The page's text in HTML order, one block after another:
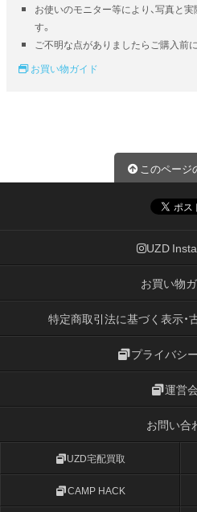
お使いのモニター等により、写真と
す。
ご不明な点がありましたらご購入前
お買い物ガイド
このページ
UZD
お買い物
特定商取引法に基づく表示・
プライバシ
運営
お問い合
UZD宅配買取
CAMP HACK